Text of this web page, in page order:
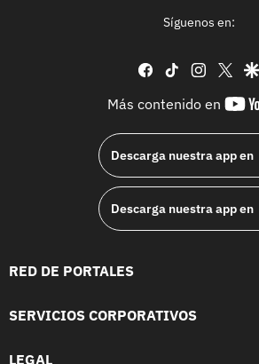
Síguenos en:
facebook
tiktok
Más contenido en
Descarga nuestra app en
Descarga nuestra app en
RED DE PORTALES
SERVICIOS CORPORATIVOS
LEGAL